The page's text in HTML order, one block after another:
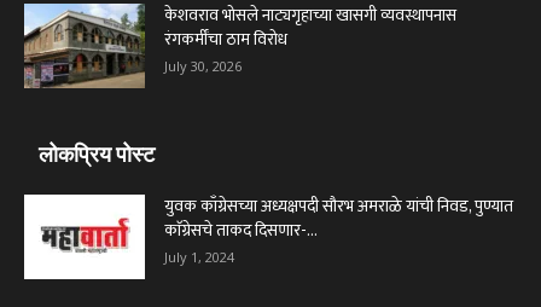
केशवराव भोसले नाट्यगृहाच्या खासगी व्यवस्थापनास
रंगकर्मींचा ठाम विरोध
July 30, 2026
लोकप्रिय पोस्ट
युवक काँग्रेसच्या अध्यक्षपदी सौरभ अमराळे यांची निवड, पुण्यात
काॅग्रेसचे ताकद दिसणार-...
July 1, 2024